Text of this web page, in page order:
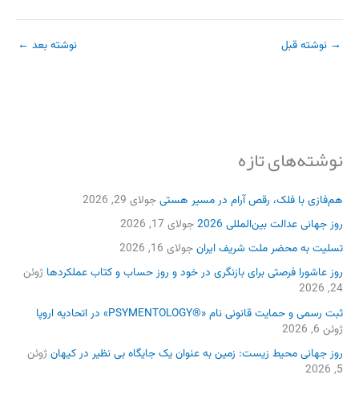
نوشته‌های تازه
هم‌فازی با فلک، رقص آرام در مسیر هستیجولای 29, 2026
روز جهانی عدالت بین‌المللی 2026
جولای 17, 2026
تسلیت به محضر ملت شریف ایرانجولای 16, 2026
روز عاشورا فرصتی برای بازنگری در خود و روز حساب و کتاب عملکردها ژوئن
24, 2026
ثبت رسمی و حمایت قانونی نام «®PSYMENTOLOGY» در اتحادیه اروپا
ژوئن 6, 2026
روز جهانی محیط زیست: زمین به عنوان یک جایگاه بی نظیر در کیهانژوئن
5, 2026
→ نوشته قبل نوشته بعد ←